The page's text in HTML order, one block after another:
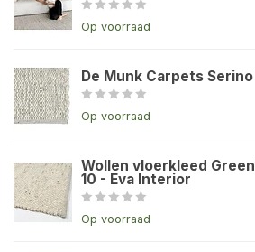
Op voorraad
De Munk Carpets Serino
Op voorraad
Wollen vloerkleed
10 - Eva Interior
Op voorraad